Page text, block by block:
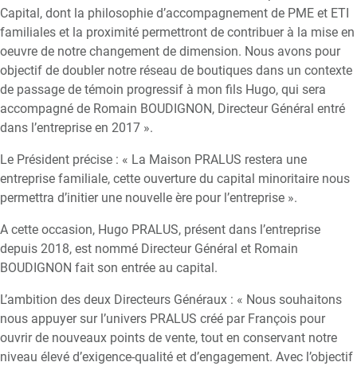
Capital, dont la philosophie d’accompagnement de PME et ETI
familiales et la proximité permettront de contribuer à la mise en
oeuvre de notre changement de dimension. Nous avons pour
objectif de doubler notre réseau de boutiques dans un contexte
de passage de témoin progressif à mon fils Hugo, qui sera
accompagné de Romain BOUDIGNON, Directeur Général entré
dans l’entreprise en 2017 ».
Le Président précise : « La Maison PRALUS restera une
entreprise familiale, cette ouverture du capital minoritaire nous
permettra d’initier une nouvelle ère pour l’entreprise ».
A cette occasion, Hugo PRALUS, présent dans l’entreprise
depuis 2018, est nommé Directeur Général et Romain
BOUDIGNON fait son entrée au capital.
L’ambition des deux Directeurs Généraux : « Nous souhaitons
nous appuyer sur l’univers PRALUS créé par François pour
ouvrir de nouveaux points de vente, tout en conservant notre
niveau élevé d’exigence-qualité et d’engagement. Avec l’objectif